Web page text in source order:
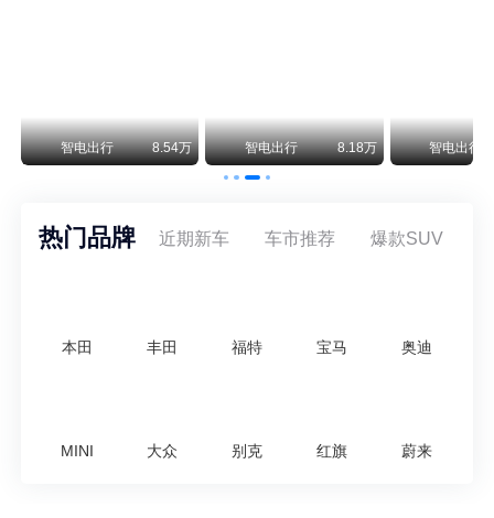
智电出行 8.54万 智电出行 8.18万 智电出行
热门品牌 近期新车 车市推荐 爆款SUV
本田 丰田 福特 宝马 奥迪
MINI 大众 别克 红旗 蔚来